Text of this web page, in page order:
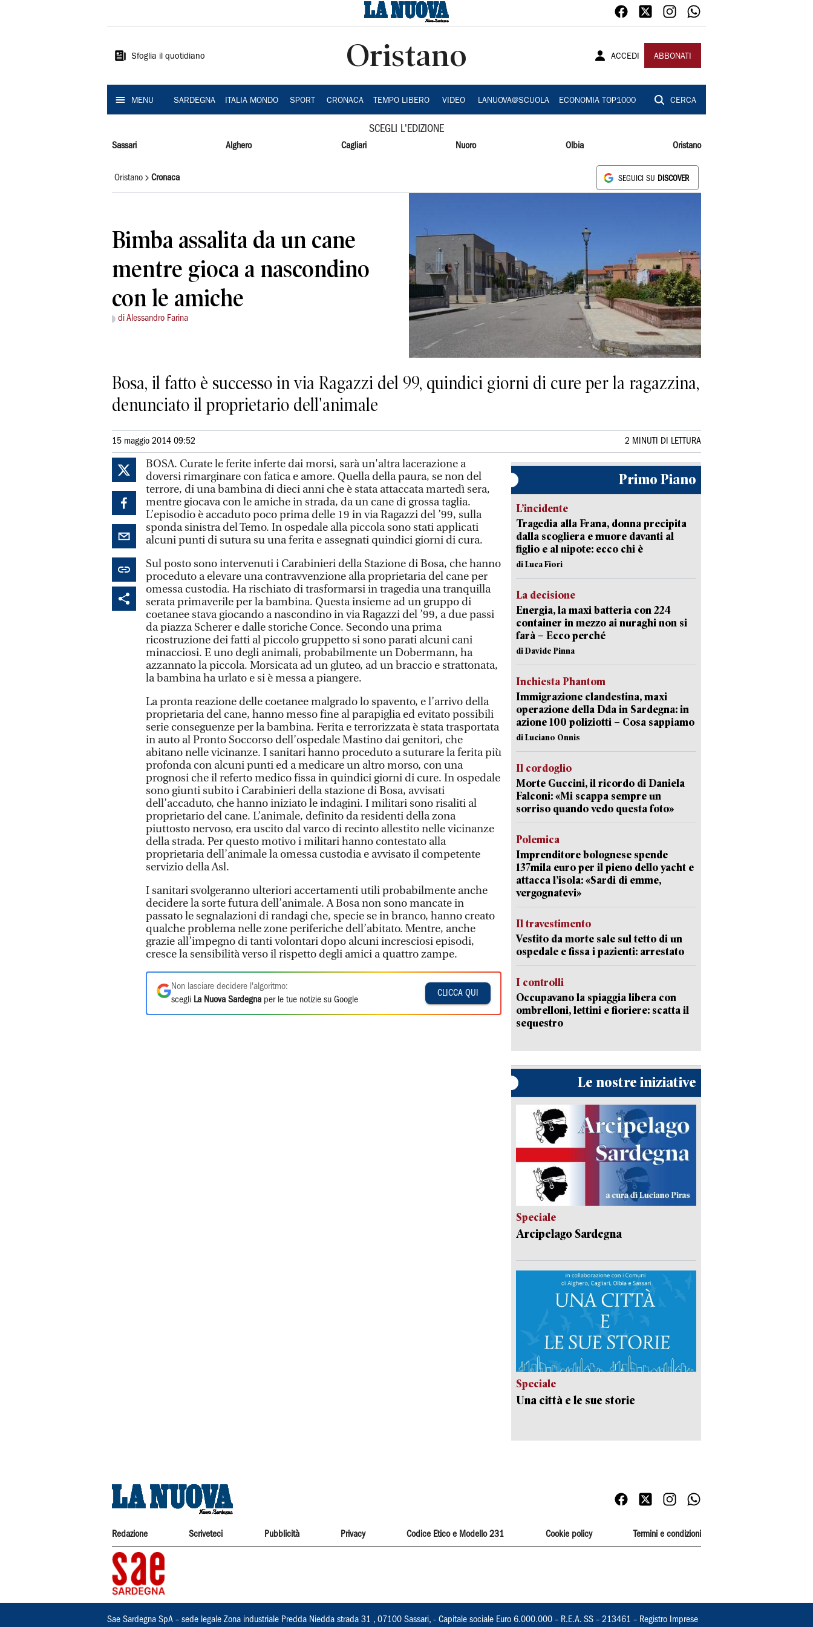
Sardegna
Sfoglia il quotidiano Oristano ACCEDI ABBONATI
MENU SARDEGNA ITALIA MONDO SPORT CRONACA TEMPO LIBERO VIDEO LANUOVA@SCUOLA ECONOMIA TOP1000 CERCA
SCEGLI L'EDIZIONE
Sassari Alghero Cagliari Nuoro Olbia Oristano
Oristano Cronaca SEGUICI SU DISCOVER
Bimba assalita da un cane
mentre gioca a nascondino
con le amiche
di Alessandro Farina
Bosa, il fatto è successo in via Ragazzi del 99, quindici giorni di cure per la ragazzina,
denunciato il proprietario dell'animale
15 maggio 2014 09:52 2 MINUTI DI LETTURA
BOSA. Curate le ferite inferte dai morsi, sarà un'altra lacerazione a
doversi rimarginare con fatica e amore. Quella della paura, se non del
terrore, di una bambina di dieci anni che è stata attaccata martedì sera,
mentre giocava con le amiche in strada, da un cane di grossa taglia.
L’episodio è accaduto poco prima delle 19 in via Ragazzi del ’99, sulla
sponda sinistra del Temo. In ospedale alla piccola sono stati applicati
alcuni punti di sutura su una ferita e assegnati quindici giorni di cura.
Sul posto sono intervenuti i Carabinieri della Stazione di Bosa, che hanno
proceduto a elevare una contravvenzione alla proprietaria del cane per
omessa custodia. Ha rischiato di trasformarsi in tragedia una tranquilla
serata primaverile per la bambina. Questa insieme ad un gruppo di
coetanee stava giocando a nascondino in via Ragazzi del ’99, a due passi
da piazza Scherer e dalle storiche Conce. Secondo una prima
ricostruzione dei fatti al piccolo gruppetto si sono parati alcuni cani
minacciosi. E uno degli animali, probabilmente un Dobermann, ha
azzannato la piccola. Morsicata ad un gluteo, ad un braccio e strattonata,
la bambina ha urlato e si è messa a piangere.
La pronta reazione delle coetanee malgrado lo spavento, e l’arrivo della
proprietaria del cane, hanno messo fine al parapiglia ed evitato possibili
serie conseguenze per la bambina. Ferita e terrorizzata è stata trasportata
in auto al Pronto Soccorso dell’ospedale Mastino dai genitori, che
abitano nelle vicinanze. I sanitari hanno proceduto a suturare la ferita più
profonda con alcuni punti ed a medicare un altro morso, con una
prognosi che il referto medico fissa in quindici giorni di cure. In ospedale
sono giunti subito i Carabinieri della stazione di Bosa, avvisati
dell’accaduto, che hanno iniziato le indagini. I militari sono risaliti al
proprietario del cane. L’animale, definito da residenti della zona
piuttosto nervoso, era uscito dal varco di recinto allestito nelle vicinanze
della strada. Per questo motivo i militari hanno contestato alla
proprietaria dell’animale la omessa custodia e avvisato il competente
servizio della Asl.
I sanitari svolgeranno ulteriori accertamenti utili probabilmente anche
decidere la sorte futura dell’animale. A Bosa non sono mancate in
passato le segnalazioni di randagi che, specie se in branco, hanno creato
qualche problema nelle zone periferiche dell’abitato. Mentre, anche
grazie all’impegno di tanti volontari dopo alcuni incresciosi episodi,
cresce la sensibilità verso il rispetto degli amici a quattro zampe.
Non lasciare decidere l'algoritmo:
scegli La Nuova Sardegna per le tue notizie su Google
CLICCA QUI
Primo Piano
L’incidente
Tragedia alla Frana, donna precipita
dalla scogliera e muore davanti al
figlio e al nipote: ecco chi è
di Luca Fiori
La decisione
Energia, la maxi batteria con 224
container in mezzo ai nuraghi non si
farà – Ecco perché
di Davide Pinna
Inchiesta Phantom
Immigrazione clandestina, maxi
operazione della Dda in Sardegna: in
azione 100 poliziotti – Cosa sappiamo
di Luciano Onnis
Il cordoglio
Morte Guccini, il ricordo di Daniela
Falconi: «Mi scappa sempre un
sorriso quando vedo questa foto»
Polemica
Imprenditore bolognese spende
137mila euro per il pieno dello yacht e
attacca l’isola: «Sardi di emme,
vergognatevi»
Il travestimento
Vestito da morte sale sul tetto di un
ospedale e fissa i pazienti: arrestato
I controlli
Occupavano la spiaggia libera con
ombrelloni, lettini e fioriere: scatta il
sequestro
Le nostre iniziative
Speciale
Arcipelago Sardegna
Speciale
Una città e le sue storie
Redazione Scriveteci Pubblicità Privacy Codice Etico e Modello 231 Cookie policy Termini e condizioni
Sae Sardegna SpA – sede legale Zona industriale Predda Niedda strada 31 , 07100 Sassari, - Capitale sociale Euro 6.000.000 – R.E.A. SS – 213461 – Registro Imprese